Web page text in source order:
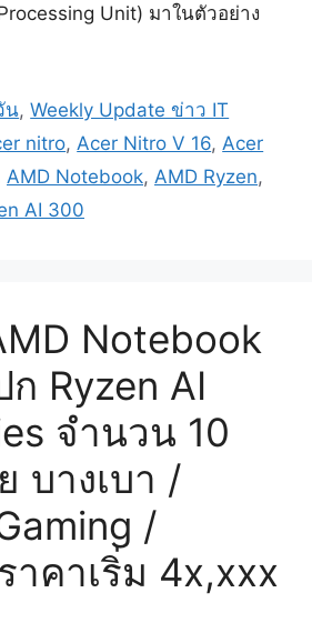
Unit) มาในตัวอย่าง
น,Weekly Update ข่าว IT
nitro, Acer Nitro V 16, Acer
AMD Notebook, AMD Ryzen,
AI 300
Notebook
ก Ryzen AI
จำนวน 10
บางเบา /
/
าคาเริ่ม 4x,xxx